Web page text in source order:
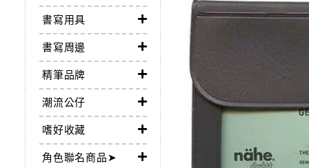
書寫用具
書寫周邊
精筆品牌
潮流公仔
嗜好收藏
角色聯名商品➤